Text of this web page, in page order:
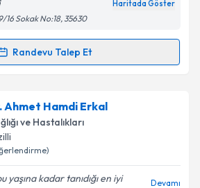
işlenmesine ilişkinAydınlatma
ve kişisel verilerimin belirtilen
işlenmesini kabul ediyorum.
Talebini Gönder
Haritada Göster
Sokak No:18, 35630
Randevu Talep Et
Talebi
Aliyeva için randevu takvimi talebi
uzmandan randevu almanız için bir
e-posta ile bilgilendireceğiz.
Ahmet Hamdi Erkal
ve Hastalıkları
yaşına kadar tanıdığı en iyi
Devamı